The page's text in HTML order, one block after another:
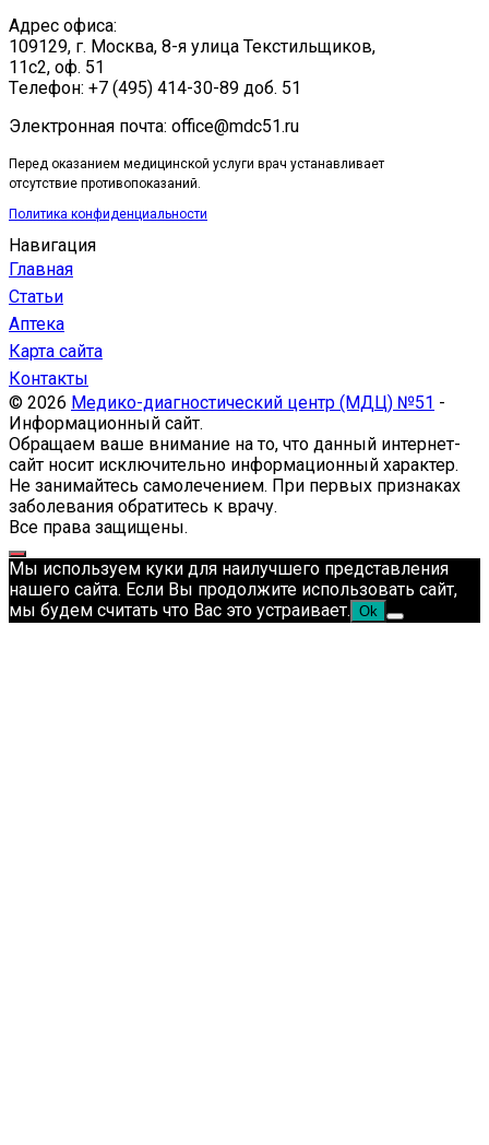
Адрес офиса:
109129, г. Москва, ​8-я улица Текстильщиков,
11с2, оф. 51
Tелефон: +7 (495) 414-30-89 доб. 51
Электронная почта: office@mdc51.ru
Перед оказанием медицинской услуги врач устанавливает
отсутствие противопоказаний.
Политика конфиденциальности
Навигация
Главная
Статьи
Аптека
Карта сайта
Контакты
© 2026 Медико-диагностический центр (МДЦ) №51 -
Информационный сайт.
Обращаем ваше внимание на то, что данный интернет-
сайт носит исключительно информационный характер.
Не занимайтесь самолечением. При первых признаках
заболевания обратитесь к врачу.
Все права защищены.
Мы используем куки для наилучшего представления
нашего сайта. Если Вы продолжите использовать сайт,
мы будем считать что Вас это устраивает. Ok